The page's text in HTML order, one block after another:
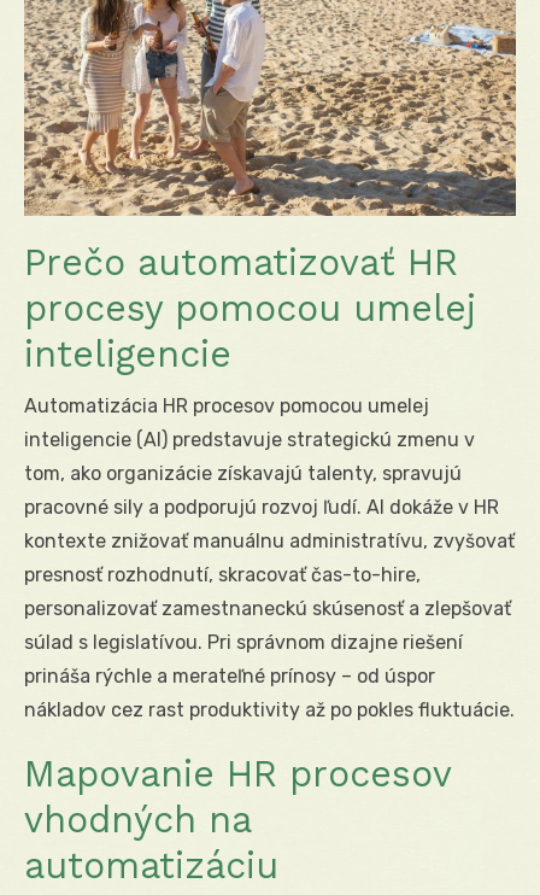
Prečo automatizovať HR
procesy pomocou umelej
inteligencie
Automatizácia HR procesov pomocou umelej
inteligencie (AI) predstavuje strategickú zmenu v
tom, ako organizácie získavajú talenty, spravujú
pracovné sily a podporujú rozvoj ľudí. AI dokáže v HR
kontexte znižovať manuálnu administratívu, zvyšovať
presnosť rozhodnutí, skracovať čas-to-hire,
personalizovať zamestnaneckú skúsenosť a zlepšovať
súlad s legislatívou. Pri správnom dizajne riešení
prináša rýchle a merateľné prínosy – od úspor
nákladov cez rast produktivity až po pokles fluktuácie.
Mapovanie HR procesov
vhodných na
automatizáciu